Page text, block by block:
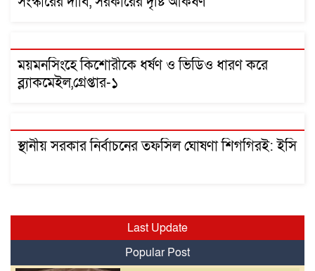
ময়মনসিংহে কিশোরীকে ধর্ষণ ও ভিডিও ধারণ করে
ব্ল্যাকমেইল,গ্রেপ্তার-১
স্থানীয় সরকার নির্বাচনের তফসিল ঘোষণা শিগগিরই: ইসি
Last Update
Popular Post